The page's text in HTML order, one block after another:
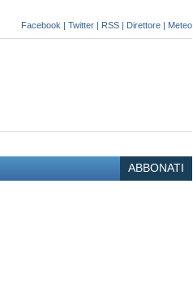
Facebook | Twitter | RSS | Direttore | Meteo
ABBONATI